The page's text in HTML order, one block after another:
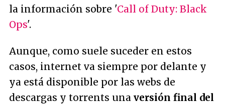
la información sobre 'Call of Duty: Black
Ops'.
Aunque, como suele suceder en estos
casos, internet va siempre por delante y
ya está disponible por las webs de
descargas y torrents una versión final del